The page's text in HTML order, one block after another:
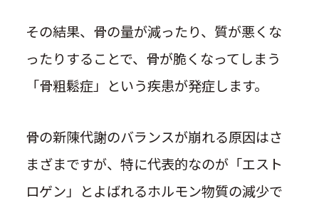
その結果、骨の量が減ったり、質が悪くな
ったりすることで、骨が脆くなってしまう
「骨粗鬆症」という疾患が発症します。
骨の新陳代謝のバランスが崩れる原因はさ
まざまですが、特に代表的なのが「エスト
ロゲン」とよばれるホルモン物質の減少で